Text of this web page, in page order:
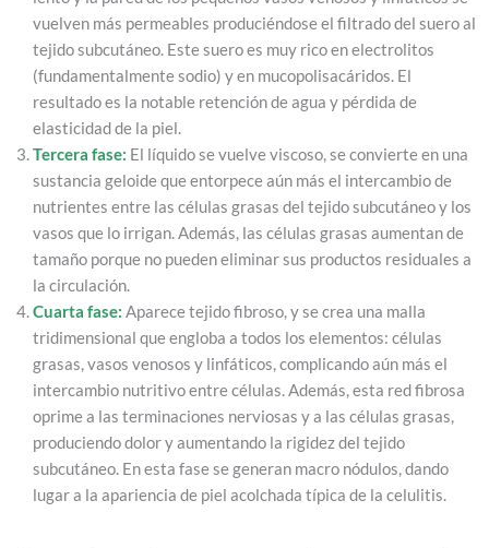
vuelven más permeables produciéndose el filtrado del suero al
tejido subcutáneo. Este suero es muy rico en electrolitos
(fundamentalmente sodio) y en mucopolisacáridos. El
resultado es la notable retención de agua y pérdida de
elasticidad de la piel.
Tercera fase: El líquido se vuelve viscoso, se convierte en una
sustancia geloide que entorpece aún más el intercambio de
nutrientes entre las células grasas del tejido subcutáneo y los
vasos que lo irrigan. Además, las células grasas aumentan de
tamaño porque no pueden eliminar sus productos residuales a
la circulación.
Cuarta fase: Aparece tejido fibroso, y se crea una malla
tridimensional que engloba a todos los elementos: células
grasas, vasos venosos y linfáticos, complicando aún más el
intercambio nutritivo entre células. Además, esta red fibrosa
oprime a las terminaciones nerviosas y a las células grasas,
produciendo dolor y aumentando la rigidez del tejido
subcutáneo. En esta fase se generan macro nódulos, dando
lugar a la apariencia de piel acolchada típica de la celulitis.